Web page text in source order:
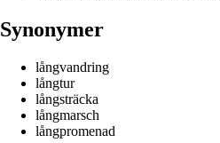
Synonymer
långvandring
långtur
långsträcka
långmarsch
långpromenad